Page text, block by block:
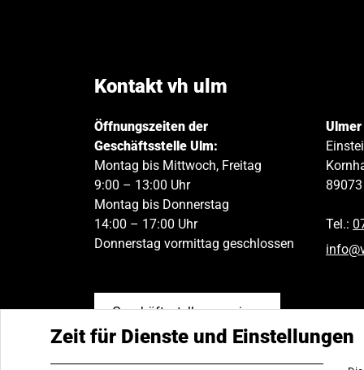
Kontakt vh ulm
Öffnungszeiten der
Geschäftsstelle Ulm:
Montag bis Mittwoch, Freitag
9:00 – 13:00 Uhr
Montag bis Donnerstag
14:00 – 17:00 Uhr
Donnerstag vormittag geschlossen
Geschäftsstellen anzeigen
89073
Tel.:
info@